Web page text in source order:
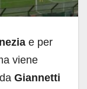
e per
viene
Giannetti